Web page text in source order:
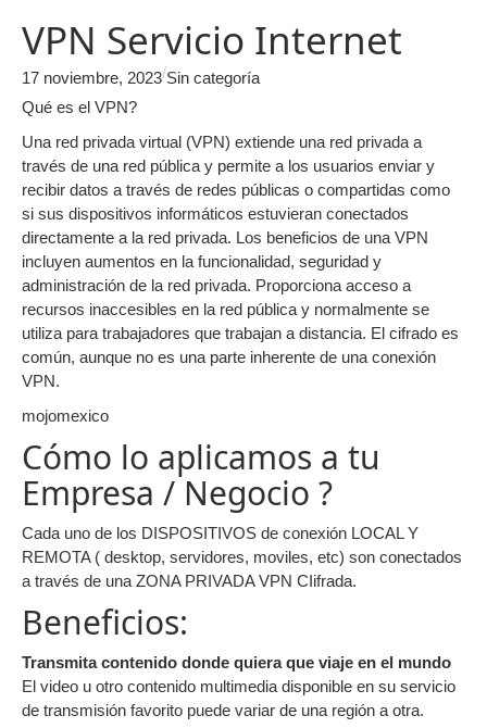
VPN Servicio Internet
17 noviembre, 2023/Sin categoría
Qué es el VPN?
Una red privada virtual (VPN) extiende una red privada a
través de una red pública y permite a los usuarios enviar y
recibir datos a través de redes públicas o compartidas como
si sus dispositivos informáticos estuvieran conectados
directamente a la red privada. Los beneficios de una VPN
incluyen aumentos en la funcionalidad, seguridad y
administración de la red privada. Proporciona acceso a
recursos inaccesibles en la red pública y normalmente se
utiliza para trabajadores que trabajan a distancia. El cifrado es
común, aunque no es una parte inherente de una conexión
VPN.
mojomexico
Cómo lo aplicamos a tu
Empresa / Negocio ?
Cada uno de los DISPOSITIVOS de conexión LOCAL Y
REMOTA ( desktop, servidores, moviles, etc) son conectados
a través de una ZONA PRIVADA VPN CIifrada.
Beneficios:
Transmita contenido donde quiera que viaje en el mundo
El video u otro contenido multimedia disponible en su servicio
de transmisión favorito puede variar de una región a otra.